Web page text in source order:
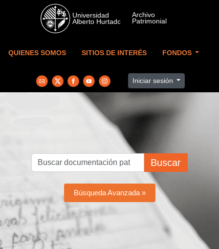
Skip to main content
QUIENES SOMOS SITIOS DE INTERÉS FONDOS
Iniciar sesión
Buscar
Búsqueda Avanzada »